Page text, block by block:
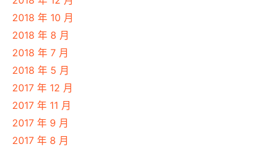
2018 年 10 月
2018 年 8 月
2018 年 7 月
2018 年 5 月
2017 年 12 月
2017 年 11 月
2017 年 9 月
2017 年 8 月